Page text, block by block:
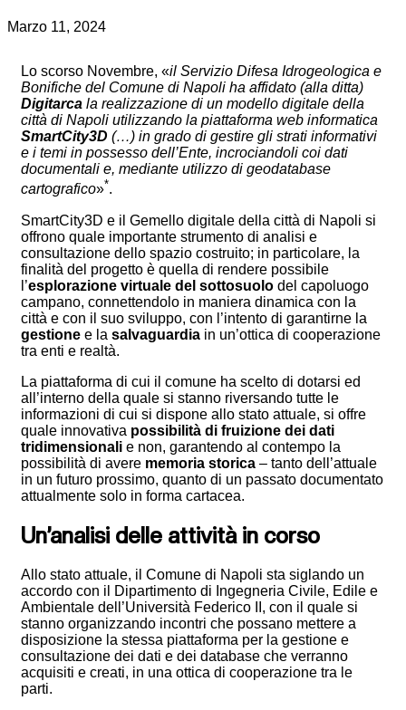
Marzo 11, 2024
Lo scorso Novembre, «il Servizio Difesa Idrogeologica e
Bonifiche del Comune di Napoli ha affidato (alla ditta)
Digitarca la realizzazione di un modello digitale della
città di Napoli utilizzando la piattaforma web informatica
SmartCity3D (…) in grado di gestire gli strati informativi
e i temi in possesso dell’Ente, incrociandoli coi dati
documentali e, mediante utilizzo di geodatabase
cartografico»*.
SmartCity3D e il Gemello digitale della città di Napoli si
offrono quale importante strumento di analisi e
consultazione dello spazio costruito; in particolare, la
finalità del progetto è quella di rendere possibile
l’esplorazione virtuale del sottosuolo del capoluogo
campano, connettendolo in maniera dinamica con la
città e con il suo sviluppo, con l’intento di garantirne la
gestione e la salvaguardia in un’ottica di cooperazione
tra enti e realtà.
La piattaforma di cui il comune ha scelto di dotarsi ed
all’interno della quale si stanno riversando tutte le
informazioni di cui si dispone allo stato attuale, si offre
quale innovativa possibilità di fruizione dei dati
tridimensionali e non, garantendo al contempo la
possibilità di avere memoria storica – tanto dell’attuale
in un futuro prossimo, quanto di un passato documentato
attualmente solo in forma cartacea.
Un’analisi delle attività in corso
Allo stato attuale, il Comune di Napoli sta siglando un
accordo con il Dipartimento di Ingegneria Civile, Edile e
Ambientale dell’Università Federico II, con il quale si
stanno organizzando incontri che possano mettere a
disposizione la stessa piattaforma per la gestione e
consultazione dei dati e dei database che verranno
acquisiti e creati, in una ottica di cooperazione tra le
parti.